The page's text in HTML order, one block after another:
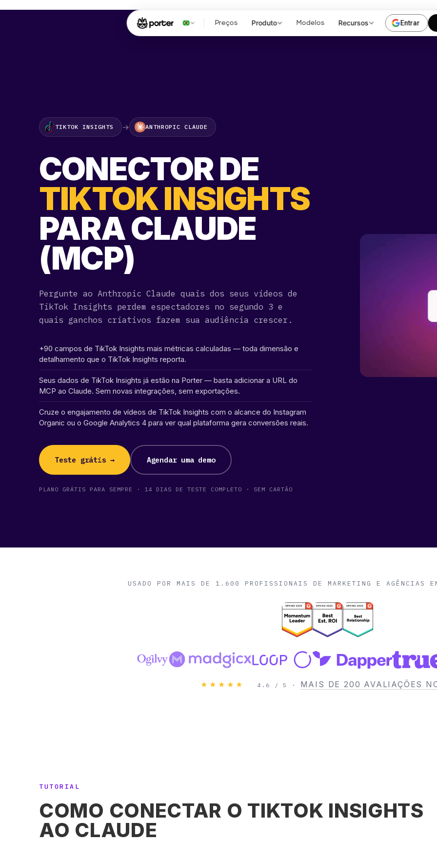
Preços Produto Modelos Recursos Entrar
TIKTOK INSIGHTS → ANTHROPIC CLAUDE
CONECTOR DE
TIKTOK INSIGHTS
PARA CLAUDE
(MCP)
Pergunte ao Anthropic Claude quais dos seus vídeos de
TikTok Insights perdem espectadores no segundo 3 e
quais ganchos criativos fazem sua audiência crescer.
+90 campos de TikTok Insights mais métricas calculadas — toda dimensão e
detalhamento que o TikTok Insights reporta.
Seus dados de TikTok Insights já estão na Porter — basta adicionar a URL do
MCP ao Claude. Sem novas integrações, sem exportações.
Cruze o engajamento de vídeos de TikTok Insights com o alcance do Instagram
Organic ou o Google Analytics 4 para ver qual plataforma gera conversões reais.
Teste grátis → Agendar uma demo
PLANO GRÁTIS PARA SEMPRE · 14 DIAS DE TESTE COMPLETO · SEM CARTÃO
USADO POR MAIS DE 1.600 PROFISSIONAIS DE MARKETING E AGÊNCIAS
★★★★★ 4.6 / 5 · MAIS DE 200 AVALIAÇÕES
TUTORIAL
COMO CONECTAR O TIKTOK INSIGHTS
AO CLAUDE